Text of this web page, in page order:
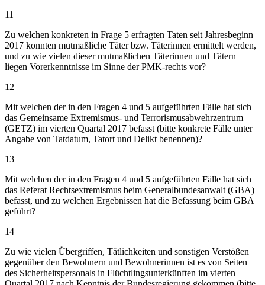
11
Zu welchen konkreten in Frage 5 erfragten Taten seit Jahresbeginn
2017 konnten mutmaßliche Täter bzw. Täterinnen ermittelt werden,
und zu wie vielen dieser mutmaßlichen Täterinnen und Tätern
liegen Vorerkenntnisse im Sinne der PMK-rechts vor?
12
Mit welchen der in den Fragen 4 und 5 aufgeführten Fälle hat sich
das Gemeinsame Extremismus- und Terrorismusabwehrzentrum
(GETZ) im vierten Quartal 2017 befasst (bitte konkrete Fälle unter
Angabe von Tatdatum, Tatort und Delikt benennen)?
13
Mit welchen der in den Fragen 4 und 5 aufgeführten Fälle hat sich
das Referat Rechtsextremismus beim Generalbundesanwalt (GBA)
befasst, und zu welchen Ergebnissen hat die Befassung beim GBA
geführt?
14
Zu wie vielen Übergriffen, Tätlichkeiten und sonstigen Verstößen
gegenüber den Bewohnern und Bewohnerinnen ist es von Seiten
des Sicherheitspersonals in Flüchtlingsunterkünften im vierten